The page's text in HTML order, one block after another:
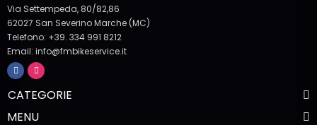
Via Settempeda, 80/82,86
62027 San Severino Marche (MC)
Telefono: +39. 334 991 8212
Email: info@fmbikeservice.it
CATEGORIE
MENU